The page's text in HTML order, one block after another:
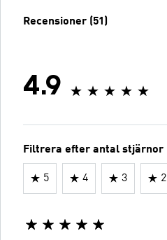
Recensioner (51)
4.9
Filtrera efter antal stjärnor
5 4 3 2